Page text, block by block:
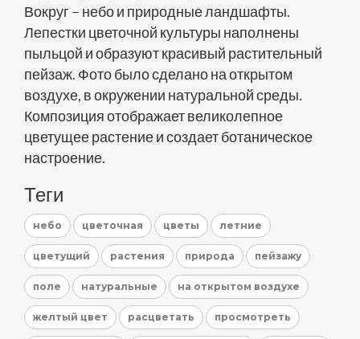
Вокруг – небо и природные ландшафты.
Лепестки цветочной культуры наполнены
пыльцой и образуют красивый растительный
пейзаж. Фото было сделано на открытом
воздухе, в окружении натуральной среды.
Композиция отображает великолепное
цветущее растение и создает ботаническое
настроение.
Теги
небо цветочная цветы летние
цветущий растения природа пейзажу
поле натуральные на открытом воздухе
желтый цвет расцветать просмотреть